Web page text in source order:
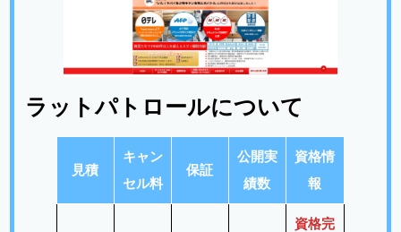
ラットパトロールについて
見積
キャン
セル料
保証
公開実
績数
資格情
報
資格完